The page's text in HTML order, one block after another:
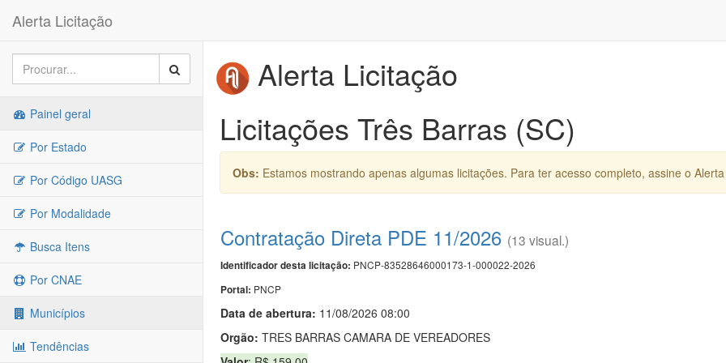
Alerta Licitação
Painel geral
Por Estado
Por Código UASG
Por Modalidade
Busca Itens
Por CNAE
Municípios
Tendências
Alerta Licitação
Licitações Três Barras (SC)
Obs: Estamos mostrando apenas algumas licitações. Para ter acesso completo, assine o
Contratação Direta PDE 11/2026 (13 visual.)
Identificador desta licitação: PNCP-83528646000173-1-000022-2026
Portal: PNCP
Data de abertura: 11/08/2026 08:00
Orgão: TRES BARRAS CAMARA DE VEREADORES